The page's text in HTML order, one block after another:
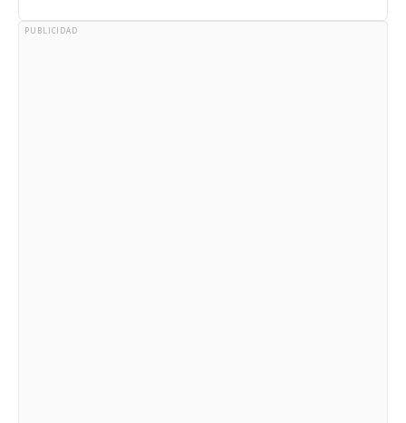
PUBLICIDAD